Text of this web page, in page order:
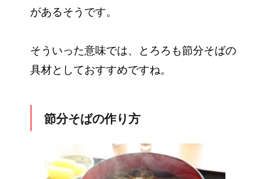
があるそうです。
そういった意味では、とろろも節分そばの
具材としておすすめですね。
節分そばの作り方